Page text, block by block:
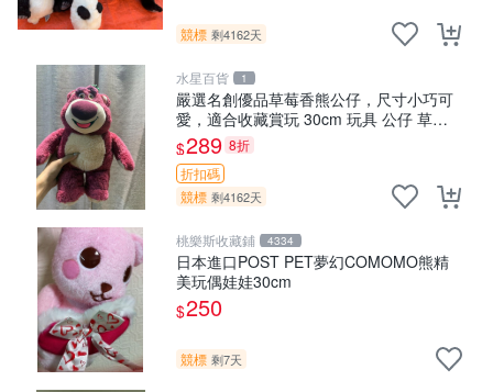
競標 剩4162天
水星百貨 1
嚴選名創優品草莓香熊公仔，尺寸小巧可
愛，適合收藏賞玩 30cm 玩具 公仔 草莓
熊
$289 8折
折扣碼
競標 剩4162天
桃樂斯收藏鋪 4334
日本進口POST PET夢幻COMOMO熊精
美玩偶娃娃30cm
$250
競標 剩7天